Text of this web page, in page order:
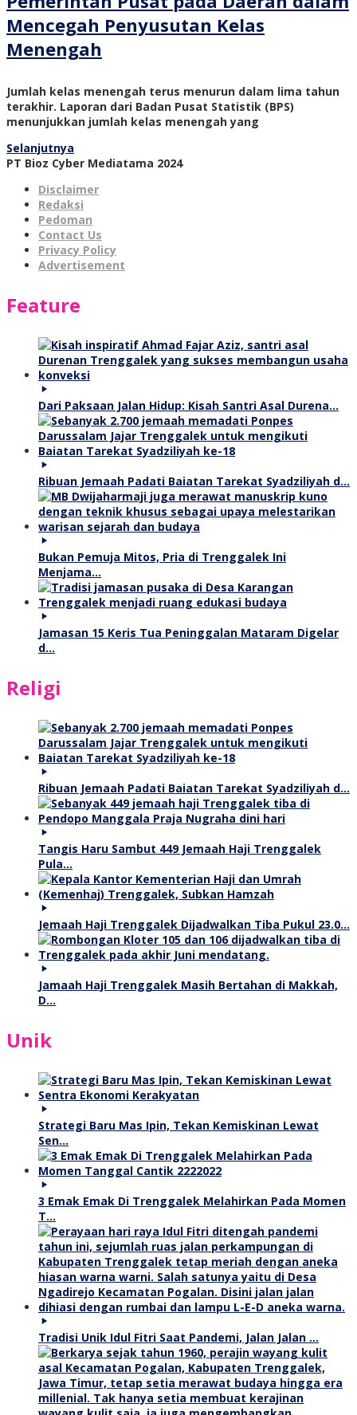
Mencegah Penyusutan Kelas
Menengah
Jumlah kelas menengah terus menurun dalam lima tahun
terakhir. Laporan dari Badan Pusat Statistik (BPS)
menunjukkan jumlah kelas menengah yang
Selanjutnya
PT Bioz Cyber Mediatama 2024
Disclaimer
Redaksi
Pedoman
Contact Us
Privacy Policy
Advertisement
Feature
Dari Paksaan Jalan Hidup: Kisah Santri Asal Durena…
Ribuan Jemaah Padati Baiatan Tarekat Syadziliyah d…
Bukan Pemuja Mitos, Pria di Trenggalek Ini
Menjama…
Jamasan 15 Keris Tua Peninggalan Mataram Digelar
d…
Religi
Ribuan Jemaah Padati Baiatan Tarekat Syadziliyah d…
Tangis Haru Sambut 449 Jemaah Haji Trenggalek
Pula…
Jemaah Haji Trenggalek Dijadwalkan Tiba Pukul 23.0…
Jamaah Haji Trenggalek Masih Bertahan di Makkah,
D…
Unik
Strategi Baru Mas Ipin, Tekan Kemiskinan Lewat
Sen…
3 Emak Emak Di Trenggalek Melahirkan Pada Momen
T…
Tradisi Unik Idul Fitri Saat Pandemi, Jalan Jalan …